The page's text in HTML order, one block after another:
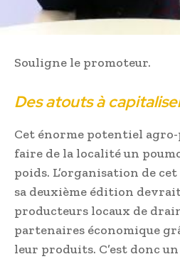
Souligne le promoteur.
Des atouts à
Cet énorme potentiel
faire de la localité un
poids. L’organisation de
sa deuxième édition
producteurs locaux de
partenaires économique
leur produits. C’est donc